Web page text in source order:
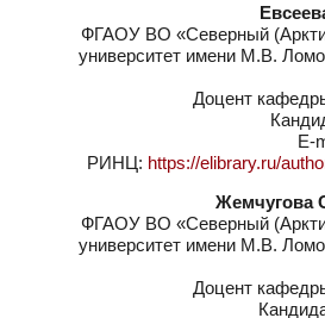
ФГАОУ ВО «Северный
университет имени М.В.
Доцент
E-
РИНЦ: https://elibrary.ru/
Жемчугова
ФГАОУ ВО «Северный
университет имени М.В.
Доцент